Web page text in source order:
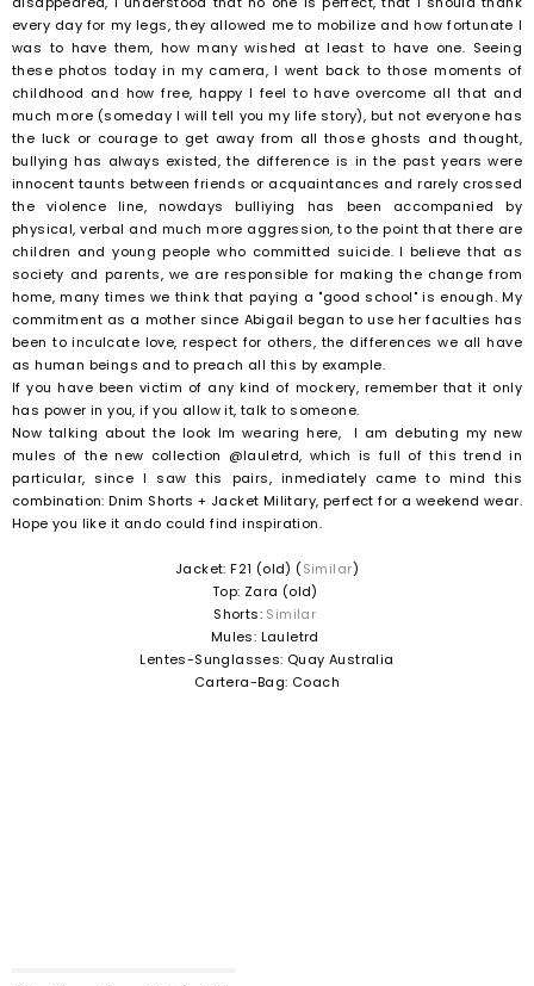
every day for my legs, they allowed me to mobilize and how fortunate I
was to have them, how many wished at least to have one. Seeing
these photos today in my camera, I went back to those moments of
childhood and how free, happy I feel to have overcome all that and
much more (someday I will tell you my life story), but not everyone has
the luck or courage to get away from all those ghosts and thought,
bullying has always existed, the difference is in the past years were
innocent taunts between friends or acquaintances and rarely crossed
the violence line, nowdays bulliying has been accompanied by
physical, verbal and much more aggression, to the point that there are
children and young people who committed suicide. I believe that as
society and parents, we are responsible for making the change from
home, many times we think that paying a "good school" is enough. My
commitment as a mother since Abigail began to use her faculties has
been to inculcate love, respect for others, the differences we all have
as human beings and to preach all this by example.
If you have been victim of any kind of mockery, remember that it only
has power in you, if you allow it, talk to someone.
Now talking about the look Im wearing here, I am debuting my new
mules of the new collection @lauletrd, which is full of this trend in
particular, since I saw this pairs, inmediately came to mind this
combination: Dnim Shorts + Jacket Military, perfect for a weekend wear.
Hope you like it ando could find inspiration.
Jacket: F21 (old) (Similar)
Top: Zara (old)
Shorts: Similar
Mules: Lauletrd
Lentes-Sunglasses: Quay Australia
Cartera-Bag: Coach